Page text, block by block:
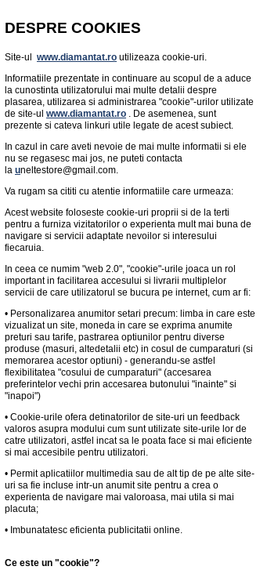
DESPRE COOKIES
Site-ul www.diamantat.ro utilizeaza cookie-uri.
Informatiile prezentate in continuare au scopul de a aduce
la cunostinta utilizatorului mai multe detalii despre
plasarea, utilizarea si administrarea "cookie"-urilor utilizate
de site-ul www.diamantat.ro . De asemenea, sunt
prezente si cateva linkuri utile legate de acest subiect.
In cazul in care aveti nevoie de mai multe informatii si ele
nu se regasesc mai jos, ne puteti contacta
la uneltestore@gmail.com.
Va rugam sa cititi cu atentie informatiile care urmeaza:
Acest website foloseste cookie-uri proprii si de la terti
pentru a furniza vizitatorilor o experienta mult mai buna de
navigare si servicii adaptate nevoilor si interesului
fiecaruia.
In ceea ce numim "web 2.0", "cookie"-urile joaca un rol
important in facilitarea accesului si livrarii multiplelor
servicii de care utilizatorul se bucura pe internet, cum ar fi:
• Personalizarea anumitor setari precum: limba in care este
vizualizat un site, moneda in care se exprima anumite
preturi sau tarife, pastrarea optiunilor pentru diverse
produse (masuri, altedetalii etc) in cosul de cumparaturi (si
memorarea acestor optiuni) - generandu-se astfel
flexibilitatea "cosului de cumparaturi" (accesarea
preferintelor vechi prin accesarea butonului "inainte" si
"inapoi")
• Cookie-urile ofera detinatorilor de site-uri un feedback
valoros asupra modului cum sunt utilizate site-urile lor de
catre utilizatori, astfel incat sa le poata face si mai eficiente
si mai accesibile pentru utilizatori.
• Permit aplicatiilor multimedia sau de alt tip de pe alte site-
uri sa fie incluse intr-un anumit site pentru a crea o
experienta de navigare mai valoroasa, mai utila si mai
placuta;
• Imbunatatesc eficienta publicitatii online.
Ce este un "cookie"?